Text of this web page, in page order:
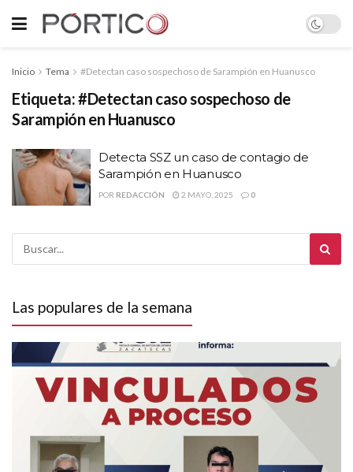
Inicio Tema #Detectan caso sospechoso de Sarampión en Huanusco
Etiqueta:#Detectan caso sospechoso de
Sarampión en Huanusco
Detecta SSZ un caso de contagio de
Sarampión en Huanusco
POR REDACCIÓN 2 MAYO, 2025 0
Las populares de la semana